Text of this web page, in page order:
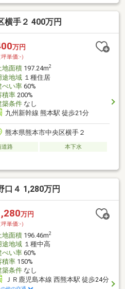
横手２ 400万円
万円
坪単価:-）
地面積197.24m2
途地域１種住居
ぺい率60%
積率200%
築条件なし
九州新幹線 熊本駅 徒歩21分
熊本県熊本市中央区横手２
道路
本下水
口４ 1,280万円
万円
坪単価:-）
地面積196.46m2
途地域１種中高
ぺい率60%
積率150%
築条件なし
ＪＲ鹿児島本線 西熊本駅 徒歩24分